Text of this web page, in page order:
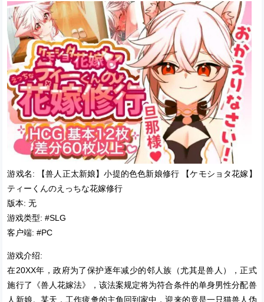
游戏名: 【兽人正太新娘】小提的色色新娘修行 【ケモショタ花嫁】
ティーくんのえっちな花嫁修行
版本: 无
游戏类型: #SLG
客户端: #PC
游戏介绍:
在20XX年，政府为了保护逐年减少的邻人族（尤其是兽人），正式
施行了《兽人花嫁法》，该法案规定将为符合条件的单身男性分配兽
人新娘。某天，工作疲惫的主角回到家中，迎来的竟是一只猫兽人伪